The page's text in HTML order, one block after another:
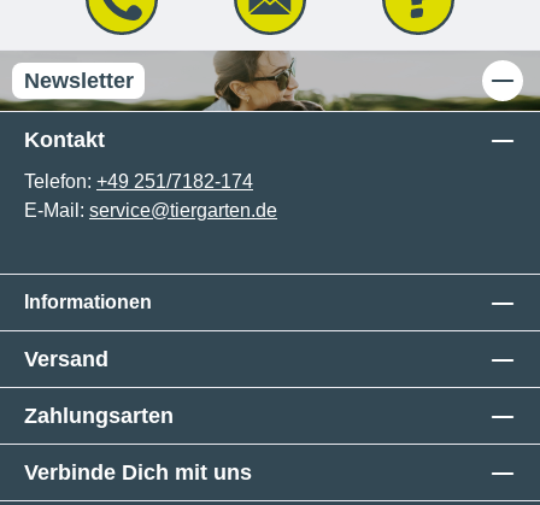
Newsletter
Kontakt
Telefon: +49 251/7182-174
E-Mail: service@tiergarten.de
Informationen
Versand
Zahlungsarten
Verbinde Dich mit uns